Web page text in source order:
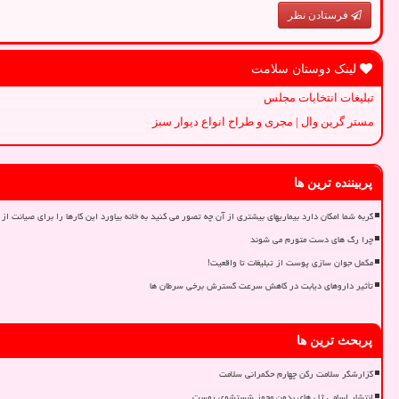
فرستادن نظر
لینک دوستان سلامت
تبلیغات انتخابات مجلس
مستر گرین وال | مجری و طراح انواع دیوار سبز
پربیننده ترین ها
گربه شما امکان دارد بیماریهای بیشتری از آن چه تصور می کنید به خانه بیاورد این کارها را برای صیانت
چرا رگ های دست متورم می شوند
مکمل جوان سازی پوست از تبلیغات تا واقعیت!
تأثیر داروهای دیابت در کاهش سرعت گسترش برخی سرطان ها
پربحث ترین ها
گزارشگر سلامت رکن چهارم حکمرانی سلامت